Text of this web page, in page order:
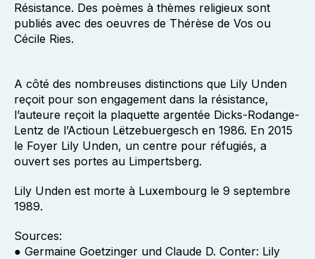
Résistance. Des poèmes à thèmes religieux sont
publiés avec des oeuvres de Thérèse de Vos ou
Cécile Ries.
A côté des nombreuses distinctions que Lily Unden
reçoit pour son engagement dans la résistance,
l’auteure reçoit la plaquette argentée Dicks-Rodange-
Lentz de l’Actioun Lëtzebuergesch en 1986. En 2015
le Foyer Lily Unden, un centre pour réfugiés, a
ouvert ses portes au Limpertsberg.
Lily Unden est morte à Luxembourg le 9 septembre
1989.
Sources:
● Germaine Goetzinger und Claude D. Conter: Lily